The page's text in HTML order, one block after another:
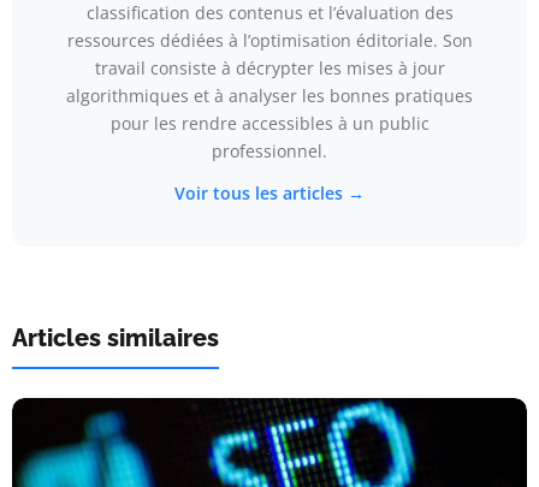
classification des contenus et l’évaluation des
ressources dédiées à l’optimisation éditoriale. Son
travail consiste à décrypter les mises à jour
algorithmiques et à analyser les bonnes pratiques
pour les rendre accessibles à un public
professionnel.
Voir tous les articles →
Articles similaires